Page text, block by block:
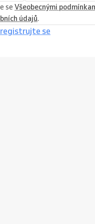
se Všeobecnými
údajů.
se